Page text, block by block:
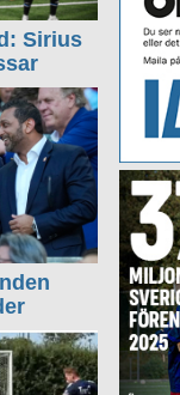
Sirius